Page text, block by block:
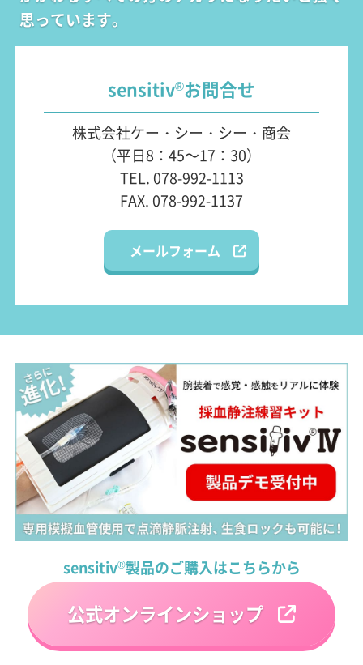
思っています。
sensitiv®お問合せ
株式会社ケー・シー・シー・商会
（平日8：45～17：30）
TEL. 078-992-1113
FAX. 078-992-1137
メールフォーム
sensitiv®製品のご購入はこちらから
公式オンラインショップ